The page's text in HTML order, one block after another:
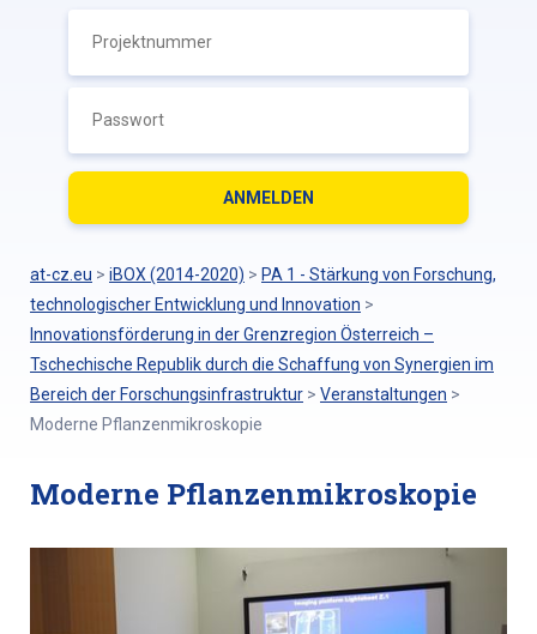
at-cz.eu > iBOX (2014-2020) > PA 1 - Stärkung von Forschung,
technologischer Entwicklung und Innovation >
Innovationsförderung in der Grenzregion Österreich –
Tschechische Republik durch die Schaffung von Synergien im
Bereich der Forschungsinfrastruktur > Veranstaltungen >
Moderne Pflanzenmikroskopie
Moderne Pflanzenmikroskopie